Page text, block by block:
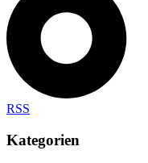
RSS
Kategorien